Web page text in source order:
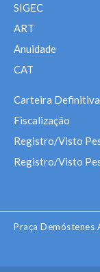
SIGEC
ART
Anuidade
CAT
Carteira Definitiva
Fiscalização
Registro/Visto
Registro/Visto
Praça Demóstenes